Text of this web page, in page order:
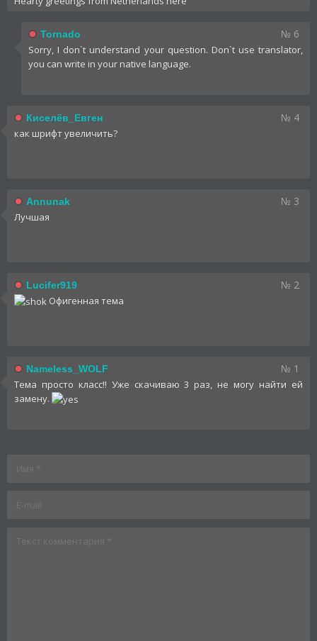
Tornado № 6
Sorry, I don`t understand your question. Don`t use translator,
you cаn write in your native language.
Киселёв_Евген № 4
как шрифт увеличить?
Annunak № 3
Лучшая
Lucifer919 № 2
Офигенная тема
Nameless_WOLF № 1
Тема просто класс!! Уже скачиваю 3 раз, не могу найти ей
замену.